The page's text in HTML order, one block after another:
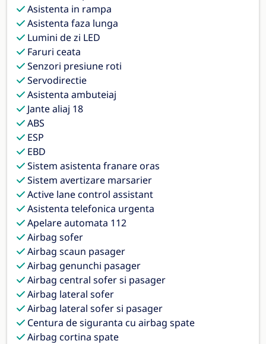
Asistenta in rampa
Asistenta faza lunga
Lumini de zi LED
Faruri ceata
Senzori presiune roti
Servodirectie
Asistenta ambuteiaj
Jante aliaj 18
ABS
ESP
EBD
Sistem asistenta franare oras
Sistem avertizare marsarier
Active lane control assistant
Asistenta telefonica urgenta
Apelare automata 112
Airbag sofer
Airbag scaun pasager
Airbag genunchi pasager
Airbag central sofer si pasager
Airbag lateral sofer
Airbag lateral sofer si pasager
Centura de siguranta cu airbag spate
Airbag cortina spate